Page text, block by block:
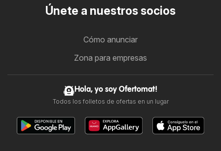
Únete a nuestros socios
Cómo anunciar
Zona para empresas
Hola, yo soy Ofertomat!
Todos los folletos de ofertas en un lugar